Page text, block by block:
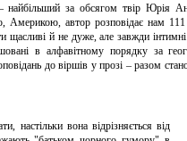
за обсягом твір Юрія
автор розповідає нам 111
й не дуже, але завжди
в алфавітному порядку за
до віршів у прозі – разом
вона відрізняється від